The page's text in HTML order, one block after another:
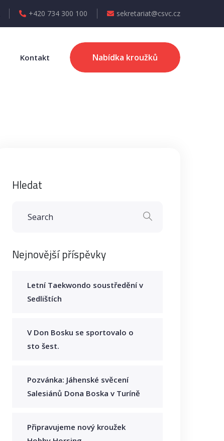
+420 734 300 100 sekretariat@csvc.cz
Kontakt Nabídka kroužků
Hledat
Nejnovější příspěvky
Letní Taekwondo soustředění v
Sedlištích
V Don Bosku se sportovalo o
sto šest.
Pozvánka: Jáhenské svěcení
Salesiánů Dona Boska v Turíně
Připravujeme nový kroužek